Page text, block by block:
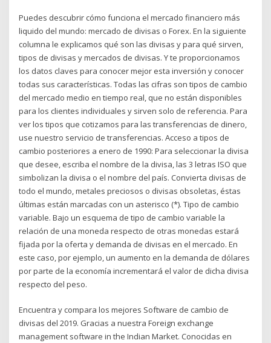
Puedes descubrir cómo funciona el mercado financiero más
liquido del mundo: mercado de divisas o Forex. En la siguiente
columna le explicamos qué son las divisas y para qué sirven,
tipos de divisas y mercados de divisas. Y te proporcionamos
los datos claves para conocer mejor esta inversión y conocer
todas sus características. Todas las cifras son tipos de cambio
del mercado medio en tiempo real, que no están disponibles
para los clientes individuales y sirven solo de referencia. Para
ver los tipos que cotizamos para las transferencias de dinero,
use nuestro servicio de transferencias. Acceso a tipos de
cambio posteriores a enero de 1990: Para seleccionar la divisa
que desee, escriba el nombre de la divisa, las 3 letras ISO que
simbolizan la divisa o el nombre del país. Convierta divisas de
todo el mundo, metales preciosos o divisas obsoletas, éstas
últimas están marcadas con un asterisco (*). Tipo de cambio
variable. Bajo un esquema de tipo de cambio variable la
relación de una moneda respecto de otras monedas estará
fijada por la oferta y demanda de divisas en el mercado. En
este caso, por ejemplo, un aumento en la demanda de dólares
por parte de la economía incrementará el valor de dicha divisa
respecto del peso.
Encuentra y compara los mejores Software de cambio de
divisas del 2019. Gracias a nuestra Foreign exchange
management software in the Indian Market. Conocidas en